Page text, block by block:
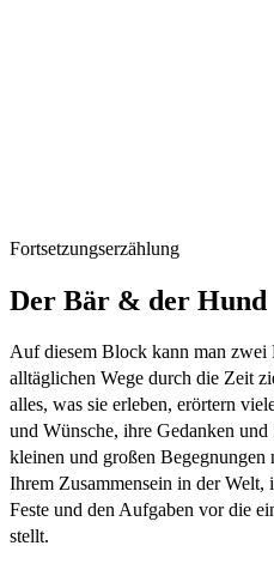
Fortsetzungserzählung
Der Bär & der Hund
Auf diesem Block kann man zwei
alltäglichen Wege durch die Zeit
alles, was sie erleben, erörtern
und Wünsche, ihre Gedanken
kleinen und großen
Ihrem Zusammensein in der Welt,
Feste und den Aufgaben vor die
stellt.